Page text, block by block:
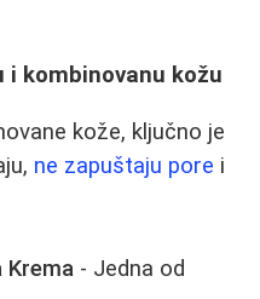
i kombinovanu kožu
kože, ključno je
ne zapuštaju pore i
Krema - Jedna od